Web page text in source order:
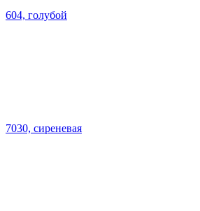
604, голубой
7030, сиреневая